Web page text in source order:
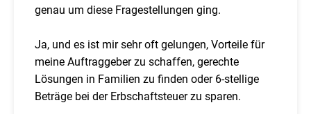
genau um diese Fragestellungen ging.
Ja, und es ist mir sehr oft gelungen, Vorteile für
meine Auftraggeber zu schaffen, gerechte
Lösungen in Familien zu finden oder 6-stellige
Beträge bei der Erbschaftsteuer zu sparen.